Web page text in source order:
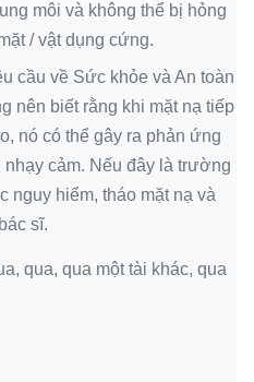
môi và không thể bị hỏng
/ vật dụng cứng.
cầu về Sức khỏe và An toàn
nên biết rằng khi mặt nạ tiếp
nó có thể gây ra phản ứng
cảm. Nếu đây là trường
nguy hiểm, tháo mặt nạ và
sĩ.
qua, qua một tài khác, qua